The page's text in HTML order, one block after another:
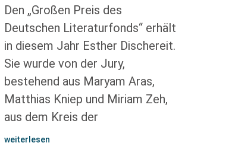
Den „Großen Preis des
Deutschen Literaturfonds“ erhält
in diesem Jahr Esther Dischereit.
Sie wurde von der Jury,
bestehend aus Maryam Aras,
Matthias Kniep und Miriam Zeh,
aus dem Kreis der
weiterlesen